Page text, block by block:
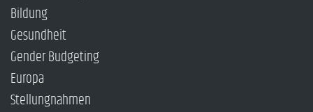
Bildung
Gesundheit
Gender Budgeting
Europa
Stellungnahmen